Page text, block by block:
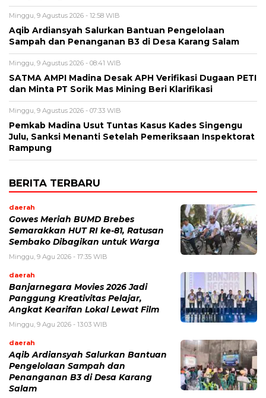
Minggu, 9 Agustus 2026 - 12:58 WIB
Aqib Ardiansyah Salurkan Bantuan Pengelolaan
Sampah dan Penanganan B3 di Desa Karang Salam
Minggu, 9 Agustus 2026 - 08:41 WIB
SATMA AMPI Madina Desak APH Verifikasi Dugaan PETI
dan Minta PT Sorik Mas Mining Beri Klarifikasi
Minggu, 9 Agustus 2026 - 07:33 WIB
Pemkab Madina Usut Tuntas Kasus Kades Singengu
Julu, Sanksi Menanti Setelah Pemeriksaan Inspektorat
Rampung
BERITA TERBARU
daerah
Gowes Meriah BUMD Brebes
Semarakkan HUT RI ke-81, Ratusan
Sembako Dibagikan untuk Warga
Minggu, 9 Agu 2026 - 17:35 WIB
daerah
Banjarnegara Movies 2026 Jadi
Panggung Kreativitas Pelajar,
Angkat Kearifan Lokal Lewat Film
Minggu, 9 Agu 2026 - 13:03 WIB
daerah
Aqib Ardiansyah Salurkan Bantuan
Pengelolaan Sampah dan
Penanganan B3 di Desa Karang
Salam